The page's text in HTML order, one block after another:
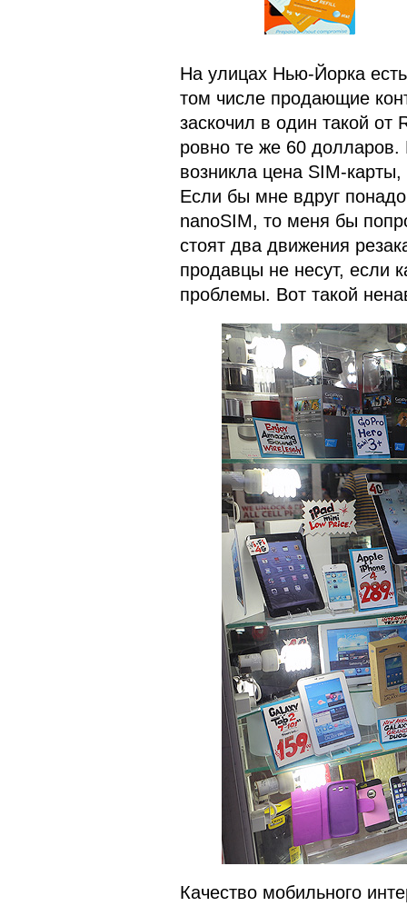
На улицах Нью-Йорка
том числе продающие
заскочил в один такой от
ровно те же 60 долларов.
возникла цена SIM-
Если бы мне вдруг
nanoSIM, то меня бы
стоят два движения
продавцы не несут, если
проблемы. Вот такой
Качество мобильного